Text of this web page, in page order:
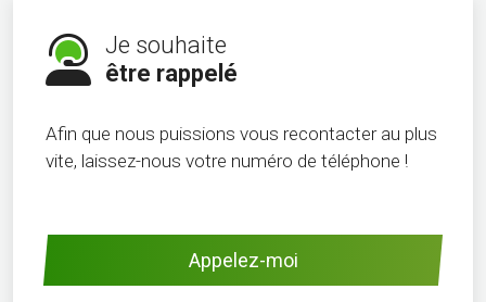
Je souhaite
être rappelé
Afin que nous puissions vous recontacter au plus
vite, laissez-nous votre numéro de téléphone !
Appelez-moi